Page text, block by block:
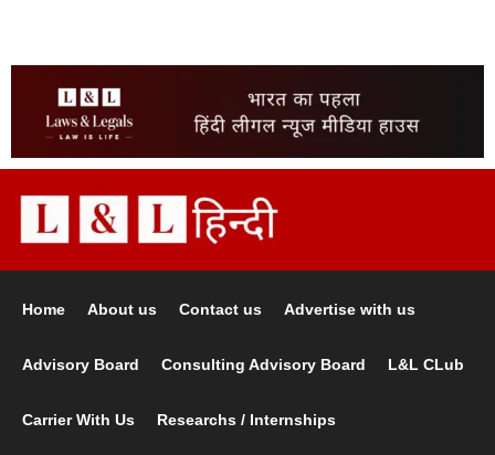
Home About us Contact us Advertise with us
Advisory Board Consulting Advisory Board L&L CLub
Carrier With Us Researchs / Internships